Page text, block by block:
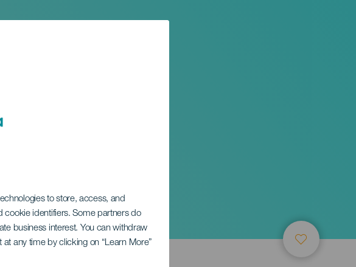
to store, access, and
cookie identifiers. Some partners do
business interest. You can withdraw
any time by clicking on “Learn More”
China.